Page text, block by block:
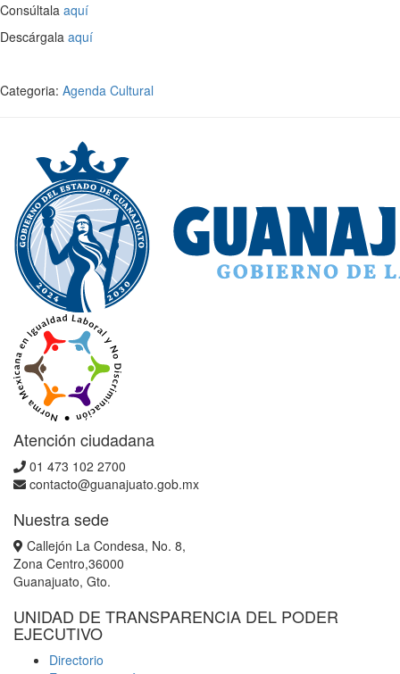
Consúltala aquí
Descárgala aquí
Categoria: Agenda Cultural
Atención ciudadana
01 473 102 2700
contacto@guanajuato.gob.mx
Nuestra sede
Callejón La Condesa, No. 8,
Zona Centro,36000
Guanajuato, Gto.
UNIDAD DE TRANSPARENCIA DEL PODER
EJECUTIVO
Directorio